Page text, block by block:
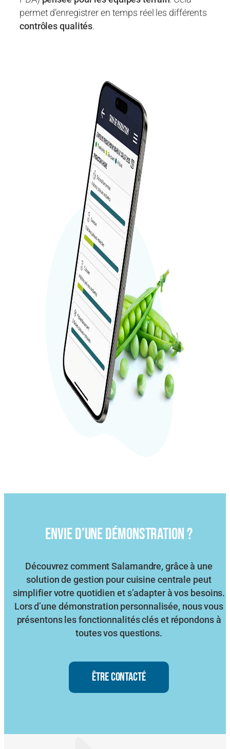
permet d’enregistrer en temps réel les différents
contrôles qualités.
Envie d’une démonstration ?
Découvrez comment Salamandre, grâce à une
solution de gestion pour cuisine centrale peut
simplifier votre quotidien et s’adapter à vos besoins.
Lors d’une démonstration personnalisée, nous vous
présentons les fonctionnalités clés et répondons à
toutes vos questions.
ÊTRE CONTACTÉ